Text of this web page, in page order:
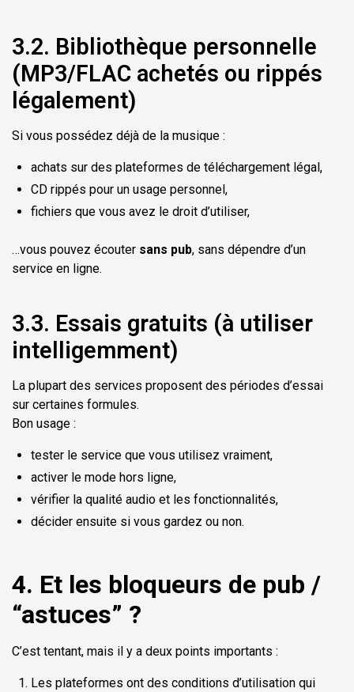
3.2. Bibliothèque personnelle
(MP3/FLAC achetés ou rippés
légalement)
Si vous possédez déjà de la musique :
achats sur des plateformes de téléchargement légal,
CD rippés pour un usage personnel,
fichiers que vous avez le droit d’utiliser,
…vous pouvez écouter sans pub, sans dépendre d’un
service en ligne.
3.3. Essais gratuits (à utiliser
intelligemment)
La plupart des services proposent des périodes d’essai
sur certaines formules.
Bon usage :
tester le service que vous utilisez vraiment,
activer le mode hors ligne,
vérifier la qualité audio et les fonctionnalités,
décider ensuite si vous gardez ou non.
4. Et les bloqueurs de pub /
“astuces” ?
C’est tentant, mais il y a deux points importants :
Les plateformes ont des conditions d’utilisation qui